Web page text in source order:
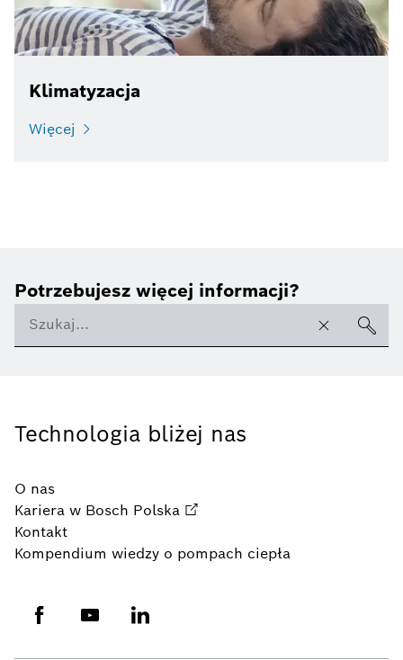
Klimatyzacja
Więcej
Potrzebujesz więcej informacji?
Technologia bliżej nas
O nas
Kariera w Bosch Polska
Kontakt
Kompendium wiedzy o pompach ciepła